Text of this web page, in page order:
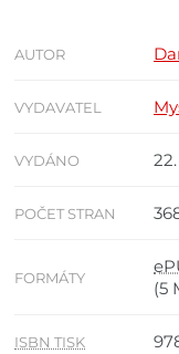
AUTOR
VYDAVATEL
VYDÁNO
POČET STRAN
FORMÁTY
(5
ISBN TISK